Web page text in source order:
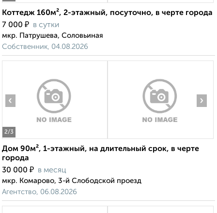
Коттедж 160м², 2-этажный, посуточно, в черте города
7 000 ₽ в сутки
мкр. Патрушева, Соловьиная
Собственник, 04.08.2026
2/3
‹ ›
Дом 90м², 1-этажный, на длительный срок, в черте
города
30 000 ₽ в месяц
мкр. Комарово, 3-й Слободской проезд
Агентство, 06.08.2026